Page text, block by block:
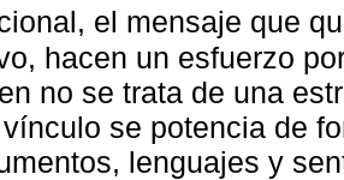
el mensaje que
hacen un esfuerzo
no se trata de una
se potencia de
lenguajes y